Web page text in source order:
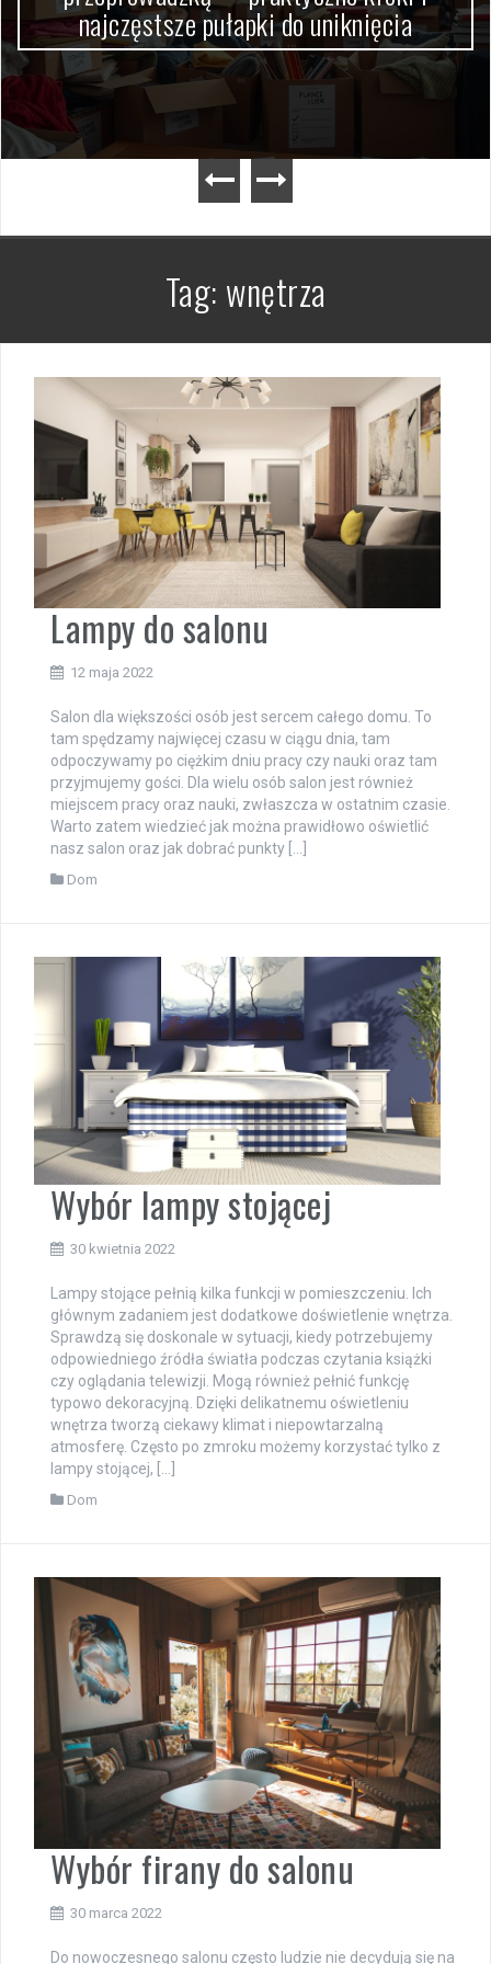
najczęstsze pułapki do uniknięcia
Tag: wnętrza
Lampy do salonu
12 maja 2022
Salon dla większości osób jest sercem całego domu. To
tam spędzamy najwięcej czasu w ciągu dnia, tam
odpoczywamy po ciężkim dniu pracy czy nauki oraz tam
przyjmujemy gości. Dla wielu osób salon jest również
miejscem pracy oraz nauki, zwłaszcza w ostatnim czasie.
Warto zatem wiedzieć jak można prawidłowo oświetlić
nasz salon oraz jak dobrać punkty […]
Dom
Wybór lampy stojącej
30 kwietnia 2022
Lampy stojące pełnią kilka funkcji w pomieszczeniu. Ich
głównym zadaniem jest dodatkowe doświetlenie wnętrza.
Sprawdzą się doskonale w sytuacji, kiedy potrzebujemy
odpowiedniego źródła światła podczas czytania książki
czy oglądania telewizji. Mogą również pełnić funkcję
typowo dekoracyjną. Dzięki delikatnemu oświetleniu
wnętrza tworzą ciekawy klimat i niepowtarzalną
atmosferę. Często po zmroku możemy korzystać tylko z
lampy stojącej, […]
Dom
Wybór firany do salonu
30 marca 2022
Do nowoczesnego salonu często ludzie nie decydują się na